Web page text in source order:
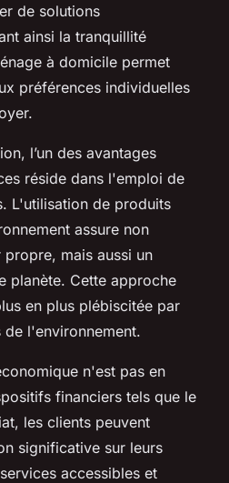
de solutions
ainsi la tranquillité
à domicile permet
préférences individuelles
l’un des avantages
réside dans l'emploi de
L'utilisation de produits
assure non
propre, mais aussi un
planète. Cette approche
en plus plébiscitée par
l'environnement.
n'est pas en
financiers tels que le
les clients peuvent
significative sur leurs
accessibles et